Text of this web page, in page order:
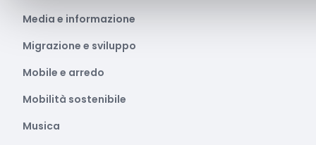
Media e informazione
Migrazione e sviluppo
Mobile e arredo
Mobilità sostenibile
Musica